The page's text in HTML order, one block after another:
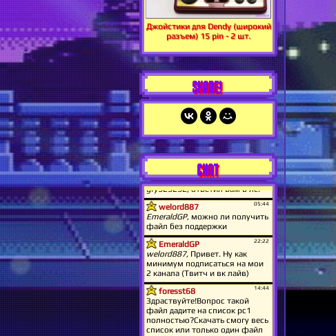
Джойстики для Dendy (широкий
разъем) 15 pin - 2 шт.
SHARE!
CHAT